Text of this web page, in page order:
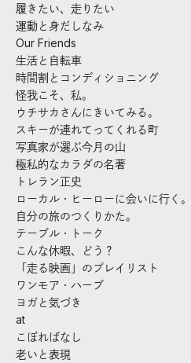
履きたい、走りたい
運動と身だしなみ
Our Friends
生活と自転車
時間割とコンディショニング
怪我こそ、私。
ウチサカさんにきいてみる。
スキーが連れてってくれる町
写真家が選ぶ今月の山
極私的なカラダの名著
トレラン正史
ローカル・ヒーローに会いに行く。
自分の旅のつくりかた。
テーブル・トーク
こんな休暇、どう？
「走る映画」のプレイリスト
ワンモア・ハーブ
ヨガと気づき
at
こぼればなし
老いと表現